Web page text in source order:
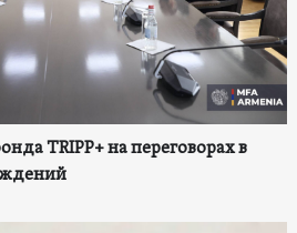
TRIPP+ на переговорах в